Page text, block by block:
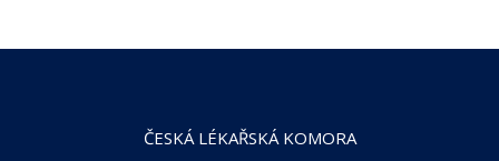
ČESKÁ LÉKAŘSKÁ KOMORA